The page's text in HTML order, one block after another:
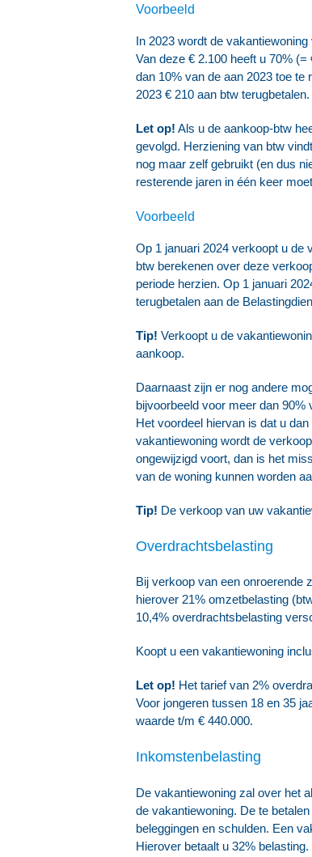
Voorbeeld
In 2023 wordt de
Van deze € 2.100 heeft u 70%
dan 10% van de aan 2023 toe te
2023 € 210 aan btw terugbetalen.
Let op! Als u de aankoop-btw
gevolgd. Herziening van btw
nog maar zelf gebruikt (en dus
resterende jaren in één keer
Voorbeeld
Op 1 januari 2024 verkoopt u de
btw berekenen over deze
periode herzien. Op 1 januari
terugbetalen aan de
Tip! Verkoopt u de
aankoop.
Daarnaast zijn er nog andere
bijvoorbeeld voor meer dan
Het voordeel hiervan is dat u
vakantiewoning wordt de
ongewijzigd voort, dan is het
van de woning kunnen worden
Tip! De verkoop van uw
Overdrachtsbelasting
Bij verkoop van een onroerende
hierover 21% omzetbelasting
10,4% overdrachtsbelasting
Koopt u een vakantiewoning
Let op! Het tarief van 2%
Voor jongeren tussen 18 en 35
waarde t/m € 440.000.
Inkomstenbelasting
De vakantiewoning zal over het
de vakantiewoning. De te
beleggingen en schulden. Een
Hierover betaalt u 32%